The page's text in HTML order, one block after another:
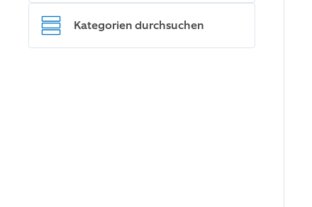
Kategorien durchsuchen